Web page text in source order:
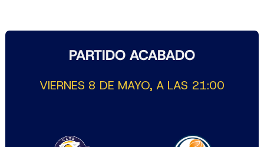
PARTIDO ACABADO
VIERNES 8 DE MAYO, A LAS 21:00